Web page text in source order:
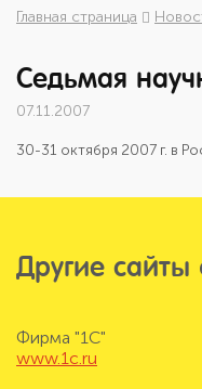
Главная страница
Седьмая
07.11.2007
30-31 октября 2007 г. в
Другие
Фирма "1С"
www.1c.ru